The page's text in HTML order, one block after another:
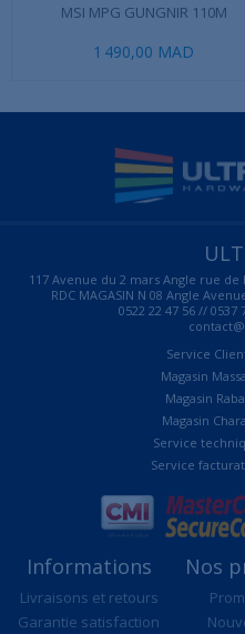
MSI MPG GUNGNIR 110M
1 490,00 MAD
117 Avenue du 2 mars Angle rue de
RDC MAGASIN N 08 Angle
0522 22 47 56 // 0537
Service
Magasin
Magasin
Magasin
Service
Service
Informations
Livraisons et retours
Garantie satisfaction
Nos